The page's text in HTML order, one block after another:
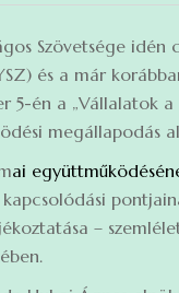
Szövetsége
és a már
5-én a „Vállalatok
megállapodás
ai
–